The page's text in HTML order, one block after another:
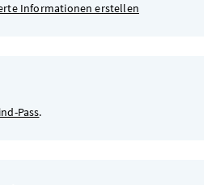
Informationen erstellen
Pass.